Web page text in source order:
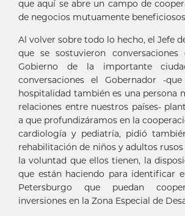
que aquí se abre un campo de
de negocios mutuamente
Al volver sobre todo lo hecho, el Jefe
que se sostuvieron
Gobierno de la importante
conversaciones el Gobernador -
hospitalidad también es una persona
relaciones entre nuestros países-
a que profundizáramos en la
cardiología y pediatría, pidió
rehabilitación de niños y adultos rusos
la voluntad que ellos tienen, la
que están haciendo para identificar
Petersburgo que puedan
inversiones en la Zona Especial de